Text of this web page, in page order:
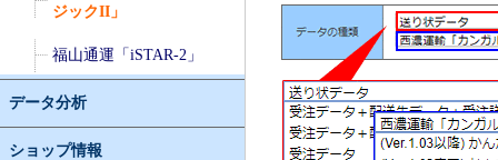
ジックII」
福山通運「iSTAR-2」
データ分析
ショップ情報